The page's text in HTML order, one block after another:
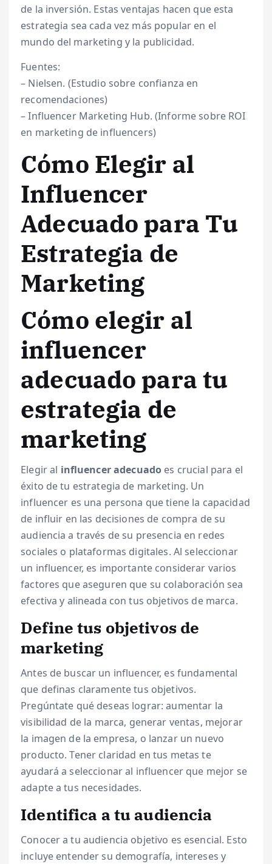
de la inversión. Estas ventajas hacen que esta
estrategia sea cada vez más popular en el
mundo del marketing y la publicidad.
Fuentes:
– Nielsen. (Estudio sobre confianza en
recomendaciones)
– Influencer Marketing Hub. (Informe sobre ROI
en marketing de influencers)
Cómo Elegir al
Influencer
Adecuado para Tu
Estrategia de
Marketing
Cómo elegir al
influencer
adecuado para tu
estrategia de
marketing
Elegir al influencer adecuado es crucial para el
éxito de tu estrategia de marketing. Un
influencer es una persona que tiene la capacidad
de influir en las decisiones de compra de su
audiencia a través de su presencia en redes
sociales o plataformas digitales. Al seleccionar
un influencer, es importante considerar varios
factores que aseguren que su colaboración sea
efectiva y alineada con tus objetivos de marca.
Define tus objetivos de
marketing
Antes de buscar un influencer, es fundamental
que definas claramente tus objetivos.
Pregúntate qué deseas lograr: aumentar la
visibilidad de la marca, generar ventas, mejorar
la imagen de la empresa, o lanzar un nuevo
producto. Tener claridad en tus metas te
ayudará a seleccionar al influencer que mejor se
adapte a tus necesidades.
Identifica a tu audiencia
Conocer a tu audiencia objetivo es esencial. Esto
incluye entender su demografía, intereses y